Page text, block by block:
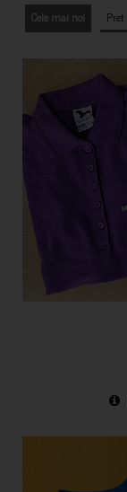
Cele mai noi Pret